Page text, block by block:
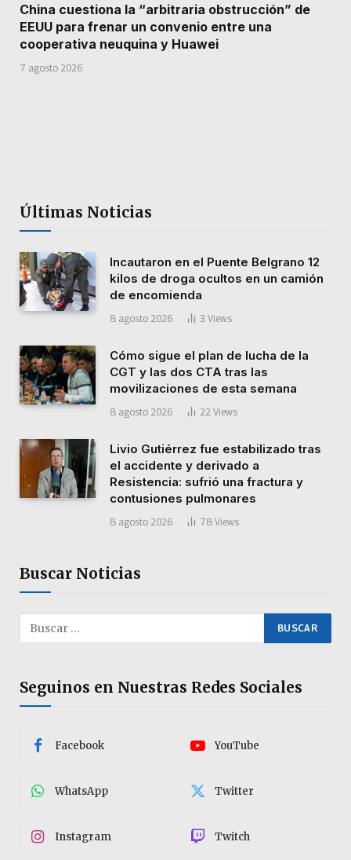
China cuestiona la “arbitraria obstrucción” de
EEUU para frenar un convenio entre una
cooperativa neuquina y Huawei
7 agosto 2026
Últimas Noticias
Incautaron en el Puente Belgrano 12
kilos de droga ocultos en un camión
de encomienda
8 agosto 2026 3 Views
Cómo sigue el plan de lucha de la
CGT y las dos CTA tras las
movilizaciones de esta semana
8 agosto 2026 22 Views
Livio Gutiérrez fue estabilizado tras
el accidente y derivado a
Resistencia: sufrió una fractura y
contusiones pulmonares
8 agosto 2026 78 Views
Buscar Noticias
Seguinos en Nuestras Redes Sociales
Facebook YouTube
WhatsApp Twitter
Instagram Twitch